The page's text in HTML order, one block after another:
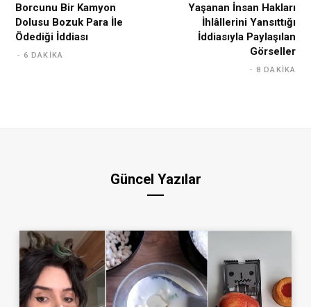
Borcunu Bir Kamyon
Dolusu Bozuk Para İle
Ödediği İddiası
6 DAKIKA
Yaşanan İnsan Hakları
İhlâllerini Yansıttığı
İddiasıyla Paylaşılan
Görseller
8 DAKIKA
Güncel Yazılar